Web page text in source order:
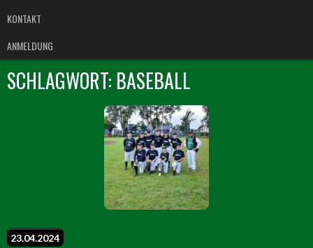
KONTAKT
ANMELDUNG
SCHLAGWORT: BASEBALL
23.04.2024